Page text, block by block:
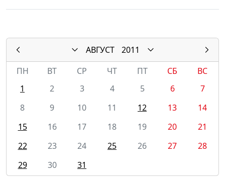
АВГУСТ
2011
ПН
ВТ СР ЧТ ПТ СБ
ВС
1
2 3 4 5 6
7
8
9 10 11 12 13
14
15
16 17 18 19 20
21
22
23 24 25 26 27
28
29
30 31